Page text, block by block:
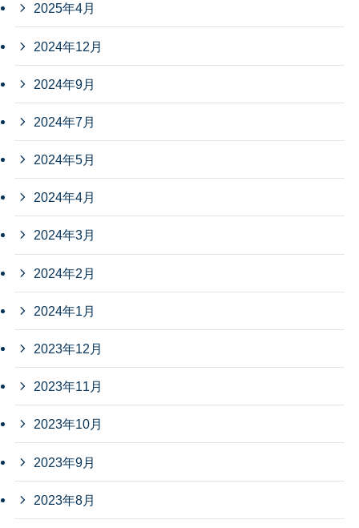
2025年4月
2024年12月
2024年9月
2024年7月
2024年5月
2024年4月
2024年3月
2024年2月
2024年1月
2023年12月
2023年11月
2023年10月
2023年9月
2023年8月